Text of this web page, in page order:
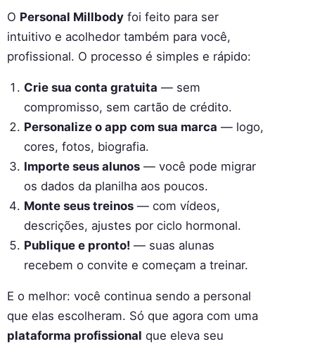
O Personal Millbody foi feito para ser
intuitivo e acolhedor também para você,
profissional. O processo é simples e rápido:
Crie sua conta gratuita — sem
compromisso, sem cartão de crédito.
Personalize o app com sua marca — logo,
cores, fotos, biografia.
Importe seus alunos — você pode migrar
os dados da planilha aos poucos.
Monte seus treinos — com vídeos,
descrições, ajustes por ciclo hormonal.
Publique e pronto! — suas alunas
recebem o convite e começam a treinar.
E o melhor: você continua sendo a personal
que elas escolheram. Só que agora com uma
plataforma profissional que eleva seu